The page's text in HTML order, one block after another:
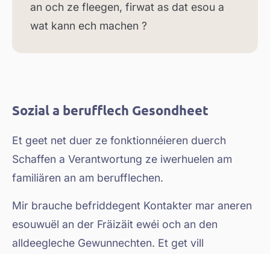
an och ze fleegen, firwat as dat esou a
wat kann ech machen ?
Sozial a berufflech Gesondheet
Et geet net duer ze fonktionnéieren duerch
Schaffen a Verantwortung ze iwerhuelen am
familiären an am berufflechen.
Mir brauche befriddegent Kontakter mar aneren
esouwuël an der Fräizäit ewéi och an den
alldeegleche Gewunnechten. Et get vill